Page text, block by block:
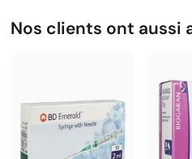
Nos clients ont aussi